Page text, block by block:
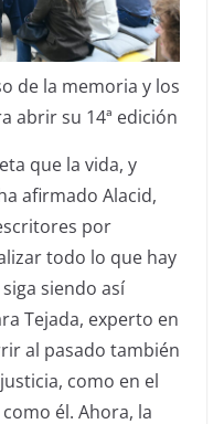
de la memoria y los
abrir su 14ª edición
que la vida, y
afirmado Alacid,
por
todo lo que hay
siendo así
Tejada, experto en
al pasado también
como en el
él. Ahora, la